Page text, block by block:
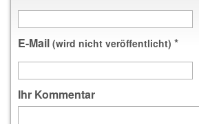
E-Mail (wird nicht veröffentlicht) *
Ihr Kommentar